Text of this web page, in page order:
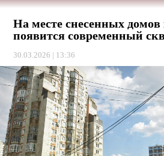
На месте снесенных
появится современный
30.03.2026 | 13:36